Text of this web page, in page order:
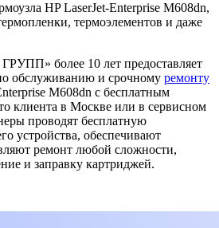
HP LaserJet-Enterprise M608dn,
термоэлементов и даже
более 10 лет предоставляет
обслуживанию и срочному ремонту
M608dn с бесплатным
клиента в Москве или в сервисном
проводят бесплатную
устройства, обеспечивают
ремонт любой сложности,
и заправку картриджей.